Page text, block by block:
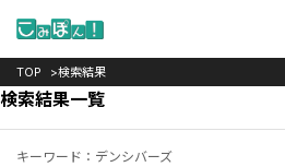
TOP 検索結果
検索結果一覧
キーワード：デンシバーズ